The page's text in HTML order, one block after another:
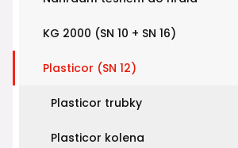
KG 2000 (SN 10 + SN 16)
Plasticor (SN 12)
Plasticor trubky
Plasticor kolena